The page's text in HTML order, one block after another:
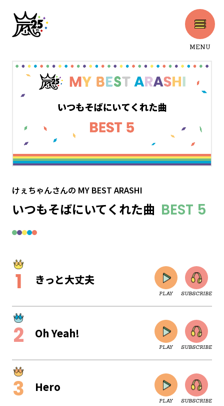
MENU
けぇちゃんさんの MY BEST ARASHI
いつもそばにいてくれた曲 BEST 5
きっと大丈夫
PLAY SUBSCRIBE
Oh Yeah!
PLAY SUBSCRIBE
Hero
PLAY SUBSCRIBE